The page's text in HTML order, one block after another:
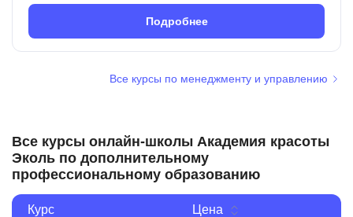
Подробнее
Все курсы по менеджменту и управлению
Все курсы онлайн-школы Академия красоты
Эколь по дополнительному
профессиональному образованию
Курс Цена